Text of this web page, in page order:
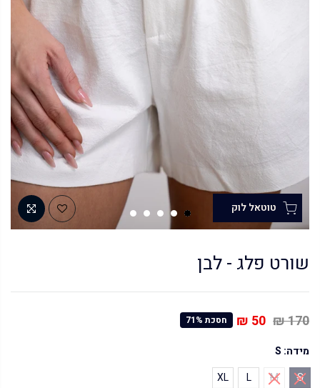
שורט פלג - לבן
170 ₪
50 ₪ חסכת 71%
מידה: S
S
M
L
XL